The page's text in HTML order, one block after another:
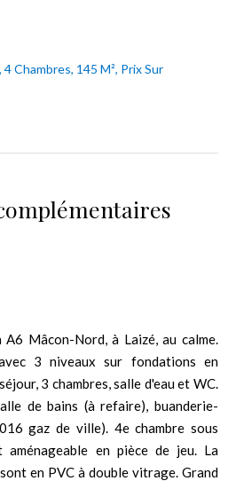
Chambres, 145 M², Prix Sur
Mâcon-Nord, à Laizé, au calme.
3 niveaux sur fondations en
3 chambres, salle d'eau et WC.
de bains (à refaire), buanderie-
gaz de ville). 4e chambre sous
en pièce de jeu. La
en PVC à double vitrage. Grand